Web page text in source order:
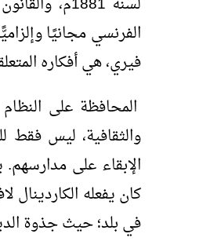
الفرنسي مجانيًا
فيري، هي أفكاره
المحافظة على
والثقافية، ليس فقط
الإبقاء على
كان يفعله الكاردينال
في بلد؛ حيث جذوة